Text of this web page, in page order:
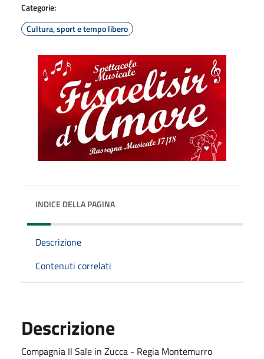
Categorie:
Cultura, sport e tempo libero
INDICE DELLA PAGINA
Descrizione
Contenuti correlati
Descrizione
Compagnia Il Sale in Zucca - Regia Montemurro